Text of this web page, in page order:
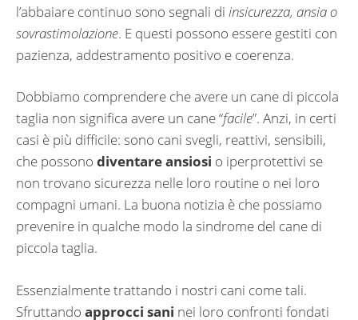
l’abbaiare continuo sono segnali di insicurezza, ansia o
sovrastimolazione. E questi possono essere gestiti con
pazienza, addestramento positivo e coerenza.
Dobbiamo comprendere che avere un cane di piccola
taglia non significa avere un cane “facile”. Anzi, in certi
casi è più difficile: sono cani svegli, reattivi, sensibili,
che possono diventare ansiosi o iperprotettivi se
non trovano sicurezza nelle loro routine o nei loro
compagni umani. La buona notizia è che possiamo
prevenire in qualche modo la sindrome del cane di
piccola taglia.
Essenzialmente trattando i nostri cani come tali.
Sfruttando approcci sani nei loro confronti fondati